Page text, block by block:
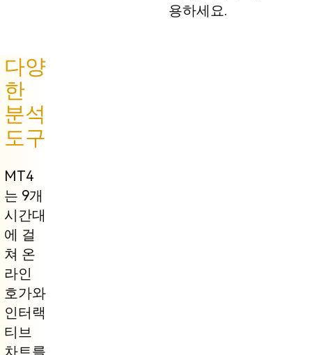
용하세요.
다양
한
분석
도구
MT4
는 9개
시간대
에 걸
쳐 온
라인
호가와
인터랙
티브
차트를